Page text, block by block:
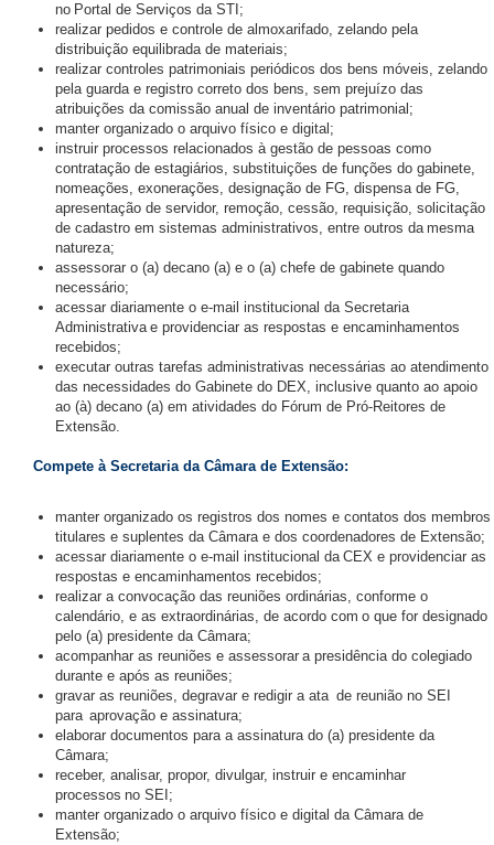
no Portal de Serviços da STI;
realizar pedidos e controle de almoxarifado, zelando pela
distribuição equilibrada de materiais;
realizar controles patrimoniais periódicos dos bens móveis, zelando
pela guarda e registro correto dos bens, sem prejuízo das
atribuições da comissão anual de inventário patrimonial;
manter organizado o arquivo físico e digital;
instruir processos relacionados à gestão de pessoas como
contratação de estagiários, substituições de funções do gabinete,
nomeações, exonerações, designação de FG, dispensa de FG,
apresentação de servidor, remoção, cessão, requisição, solicitação
de cadastro em sistemas administrativos, entre outros da mesma
natureza;
assessorar o (a) decano (a) e o (a) chefe de gabinete quando
necessário;
acessar diariamente o e-mail institucional da Secretaria
Administrativa e providenciar as respostas e encaminhamentos
recebidos;
executar outras tarefas administrativas necessárias ao atendimento
das necessidades do Gabinete do DEX, inclusive quanto ao apoio
ao (à) decano (a) em atividades do Fórum de Pró-Reitores de
Extensão.
Compete à Secretaria da Câmara de Extensão:
manter organizado os registros dos nomes e contatos dos membros
titulares e suplentes da Câmara e dos coordenadores de Extensão;
acessar diariamente o e-mail institucional da CEX e providenciar as
respostas e encaminhamentos recebidos;
realizar a convocação das reuniões ordinárias, conforme o
calendário, e as extraordinárias, de acordo com o que for designado
pelo (a) presidente da Câmara;
acompanhar as reuniões e assessorar a presidência do colegiado
durante e após as reuniões;
gravar as reuniões, degravar e redigir a ata de reunião no SEI
para aprovação e assinatura;
elaborar documentos para a assinatura do (a) presidente da
Câmara;
receber, analisar, propor, divulgar, instruir e encaminhar
processos no SEI;
manter organizado o arquivo físico e digital da Câmara de
Extensão;